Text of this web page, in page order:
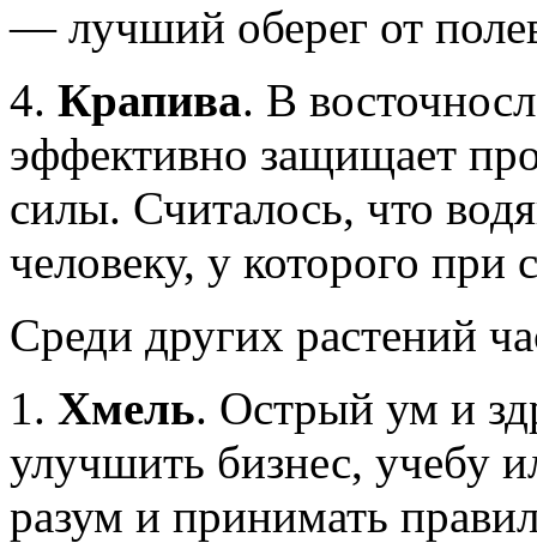
— лучший оберег от
4. Крапива. В
эффективно защищает
силы. Считалось, что
человеку, у которого при
Среди других растений
1. Хмель. Острый ум и
улучшить бизнес, учебу
разум и принимать